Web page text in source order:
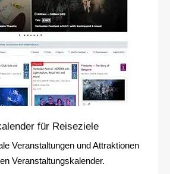
für Reiseziele
Veranstaltungen und Attraktionen
Veranstaltungskalender.